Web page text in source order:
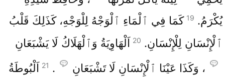
يُكْرَمُ. 19 كَمَا فِي ٱلْمَاءِ ٱلْوَجْهُ لِلْوَجْهِ، كَذَلِكَ قَلْبُ
ٱلْإِنْسَانِ لِلْإِنْسَانِ. 20 اَلْهَاوِيَةُ وَٱلْهَلَاكُ لَا يَشْبَعَانِ
، وَكَذَا عَيْنَا ٱلْإِنْسَانِ لَا تَشْبَعَانِ
.
21 اَلْبُوطَةُ